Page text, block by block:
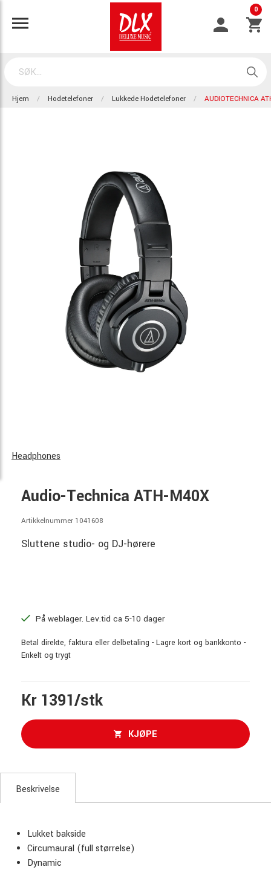
0
Hjem Hodetelefoner Lukkede Hodetelefoner AUDIOTECHNICA
Headphones
Audio-Technica ATH-M40X
Artikkelnummer 1041608
Sluttene studio- og DJ-hørere
På weblager. Lev.tid ca 5-10 dager
Betal direkte, faktura eller delbetaling - Lagre kort og bankkonto -
Enkelt og trygt
Kr 1391/stk
KJØPE
Beskrivelse
Lukket bakside
Circumaural (full størrelse)
Dynamic